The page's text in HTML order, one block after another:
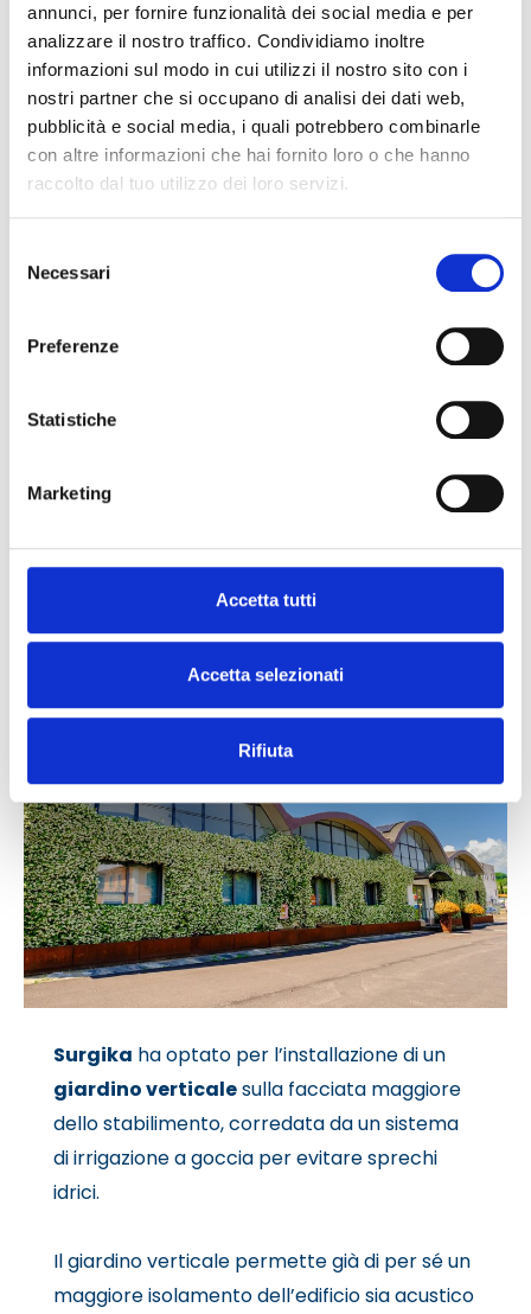
annunci, per fornire funzionalità dei social media e per
analizzare il nostro traffico. Condividiamo inoltre
informazioni sul modo in cui utilizzi il nostro sito con i
nostri partner che si occupano di analisi dei dati web,
pubblicità e social media, i quali potrebbero combinarle
con altre informazioni che hai fornito loro o che hanno
raccolto dal tuo utilizzo dei loro servizi.
delNecessari
Preferenze
Statistiche
Marketing
Accetta tutti
Accetta selezionati
Rifiuta
riduzione della propria impronta di carbonio
mediante una serie di comportamenti
strutturali e personali rivolti al
raggiungimento della compensazione delle
emissioni di gas ad effetto serra associate
alle attività dell’azienda.
dotarsi delle strutture giuridiche e strutturali
necessarie per la qualificazione di
«società
Surgika ha optato per l’installazione di un
giardino verticalesulla facciata maggiore
dello stabilimento, corredata da un sistema
di irrigazione a goccia per evitare sprechi
idrici.
Il giardino verticale permette già di per sé un
maggiore isolamento dell’edificio sia acustico